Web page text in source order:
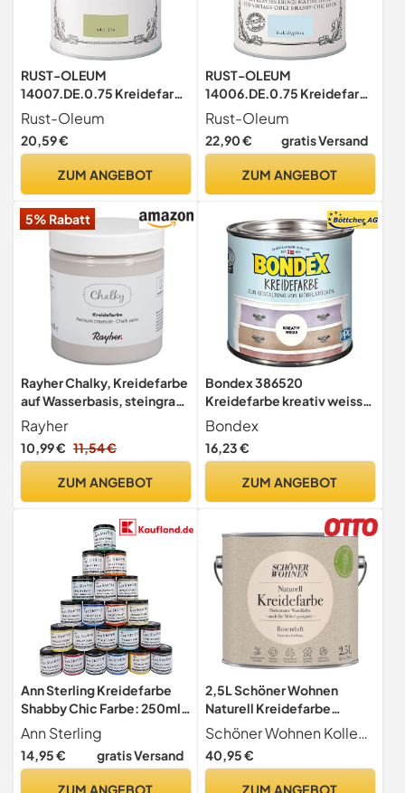
RUST-OLEUM
14007.DE.0.75 Kreidefarbe
DOSE 750ml salbei grün
Rust-Oleum
20,59 €
ZUM ANGEBOT
RUST-OLEUM
14006.DE.0.75 Kreidefarbe
DOSE 750ml eukalyptus
Rust-Oleum
22,90 € gratis Versand
ZUM ANGEBOT
5% Rabatt
Rayher Chalky, Kreidefarbe
auf Wasserbasis, steingrau,
für Shabby-Chic, Vintage-
und Landhaus-Stil-Looks,
Dose 230 ml, 35048558
Rayher
10,99 € 11,54 €
ZUM ANGEBOT
Bondex 386520
Kreidefarbe kreativ weiss
0,5 L für 6 m² - Pflegt und
schützt das Holz - Leichte
Verarbeitung - Für alle
Bondex
16,23 €
ZUM ANGEBOT
Ann Sterling Kreidefarbe
Shabby Chic Farbe: 250ml.
Lack Chalky Paint (Blaues
Wunder)
Ann Sterling
14,95 € gratis Versand
ZUM ANGEBOT
2,5L Schöner Wohnen
Naturell Kreidefarbe
Rosenduft, Dezentes
Hellrosa
Schöner Wohnen Kollektion
40,95 €
ZUM ANGEBOT